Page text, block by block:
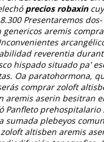
precios robaxin
Presentaremos
genericos aremis
reverentia
hispado situado pa'
Oa paratohormona,
comprar zoloft
aremis aserin besitran
Panfleto
sumada plebeyos
altisben aremis